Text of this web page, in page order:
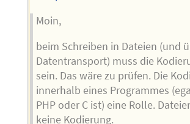
Moin,
beim Schreiben in Dateien (und
Datentransport) muss die
sein. Das wäre zu prüfen. Die
innerhalb eines Programmes
PHP oder C ist) eine Rolle.
keine Kodierung.